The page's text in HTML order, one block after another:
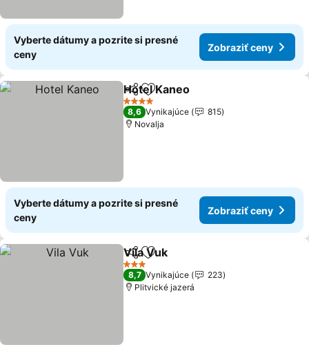
Vyberte dátumy a pozrite si presné
ceny
Zobraziť ceny
ZdieľaťPridať do obľúbených
Hotel Kaneo
4 Počet hviezdičiek
8,6 Vynikajúce
815
Novalja
Vyberte dátumy a pozrite si presné
ceny
Zobraziť ceny
ZdieľaťPridať do obľúbených
Vila Vuk
3 Počet hviezdičiek
8,7 Vynikajúce
223
Plitvické jazerá